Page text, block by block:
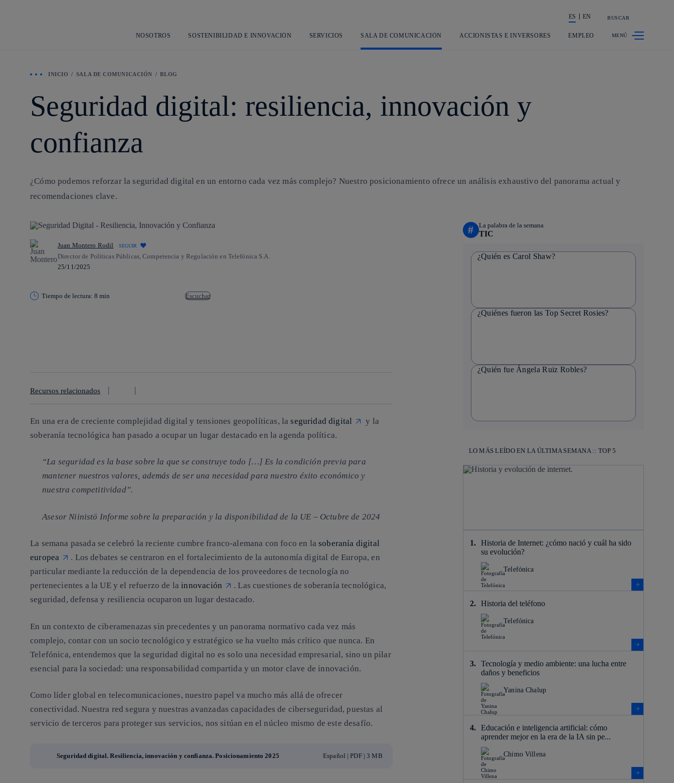
principal
La acción en accionistas e inversores
ES EN BUSCAR
NOSOTROS SOSTENIBILIDAD E INNOVACIÓN SERVICIOS SALA DE COMUNICACIÓN ACCIONISTAS E INVERSORES EMPLEO
INICIO SALA DE COMUNICACIÓN BLOG
Seguridad digital: resiliencia, innovación y
confianza
¿Cómo podemos reforzar la seguridad digital en un entorno cada vez más complejo? Nuestro posicionamiento ofrece un análisis exhaustivo del panorama actual y
recomendaciones clave.
Juan Montero Rodil SEGUIR
Director de Políticas Públicas, Competencia y Regulación en Telefónica S.A.
25/11/2025
Tiempo de lectura: 8 min Escuchar
Recursos relacionados
En una era de creciente complejidad digital y tensiones geopolíticas, laseguridad digital
y la
soberanía tecnológica han pasado a ocupar un lugar destacado en la agenda política.
“La seguridad es la base sobre la que se construye todo […]Es la condición previa para
mantener nuestros valores, además de ser una necesidad para nuestro éxito económico y
nuestra competitividad”.
Asesor Niinistö Informe sobre la preparación y la disponibilidad de la UE – Octubre de 2024
La semana pasada se celebró la reciente cumbre franco-alemana con foco en lasoberanía digital
europea
. Los debates se centraron en el fortalecimiento de la autonomía digital de Europa, en
particular mediante la reducción de la dependencia de los proveedores de tecnología no
pertenecientes a la UE y el refuerzo de lainnovación
. Las cuestiones de soberanía tecnológica,
seguridad, defensa y resiliencia ocuparon un lugar destacado.
En un contexto de ciberamenazas sin precedentes y un panorama normativo cada vez más
complejo, contar con un socio tecnológico y estratégico se ha vuelto más crítico que nunca. En
Telefónica, entendemos que la seguridad digital no es solo una necesidad empresarial, sino un pilar
esencial para la sociedad: una responsabilidad compartida y un motor clave de innovación.
Como líder global en telecomunicaciones, nuestro papel va mucho más allá de ofrecer
conectividad. Nuestra red segura y nuestras avanzadas capacidades de ciberseguridad, puestas al
servicio de terceros para proteger sus servicios, nos sitúan en el núcleo mismo de este desafío.
Seguridad digital. Resiliencia, innovación y confianza. Posicionamiento 2025 Español | PDF | 3 MB
# La palabra de la semana
TIC
¿Quién es Carol Shaw?
¿Quiénes fueron las Top Secret Rosies?
¿Quién fue Ángela Ruiz Robles?
LO MÁS LEÍDO EN LA ÚLTIMA SEMANA :: TOP 5
Historia de Internet: ¿cómo nació y cuál ha sido
su evolución?
Telefónica
Historia del teléfono
Telefónica
Tecnología y medio ambiente: una lucha entre
daños y beneficios
Yanina Chalup
Educación e inteligencia artificial: cómo
aprender mejor en la era de la IA sin pe...
Chimo Villena